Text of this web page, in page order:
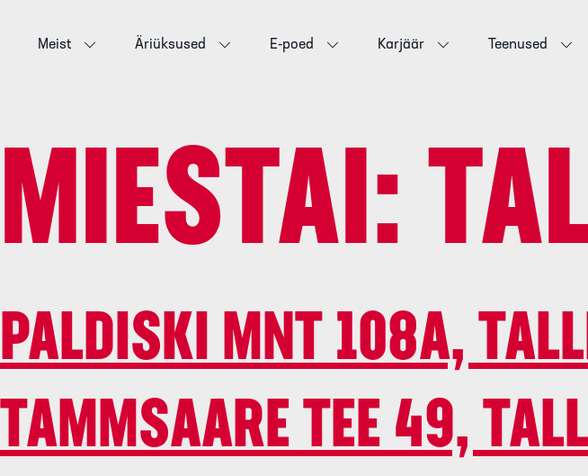
Meist Äriüksused E-poed Karjäär Teenused
MIESTAI:
PALDISKI MNT 108A,
TAMMSAARE TEE 49,